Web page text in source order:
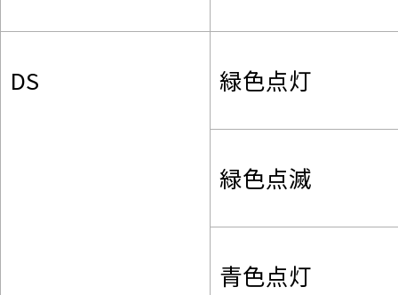
DS 緑色点灯
緑色点滅
青色点灯